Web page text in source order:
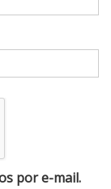
por e-mail.